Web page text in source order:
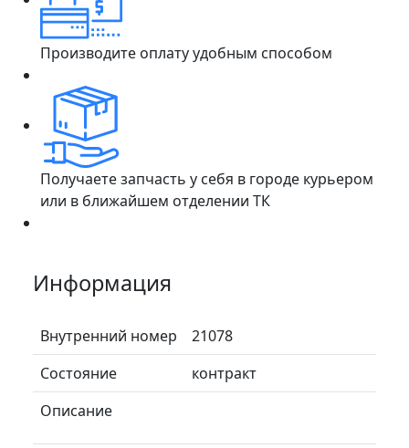
Производите оплату удобным способом
Получаете запчасть у себя в городе курьером
или в ближайшем отделении ТК
Информация
Внутренний номер
21078
Состояние
контракт
Описание